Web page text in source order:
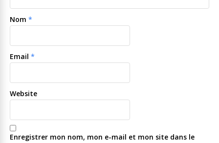
Nom *
Email *
Website
Enregistrer mon nom, mon e-mail et mon site dans le